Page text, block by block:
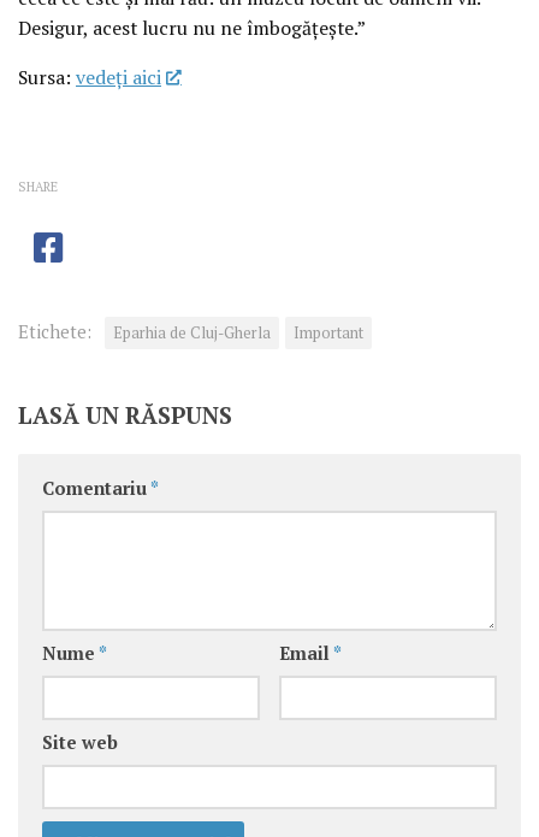
Desigur, acest lucru nu ne îmbogățește.”
Sursa: vedeţi aici
SHARE
Etichete: Eparhia de Cluj-Gherla Important
LASĂ UN RĂSPUNS
Comentariu *
Nume * Email *
Site web